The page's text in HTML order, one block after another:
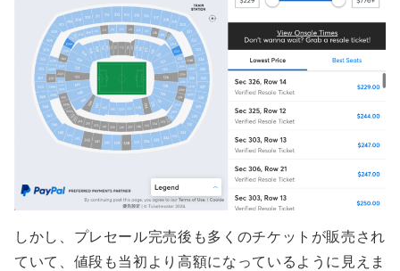
しかし、プレセール完売後も多くのチケットが販売され
ていて、値段も当初より高額になっているように見えま